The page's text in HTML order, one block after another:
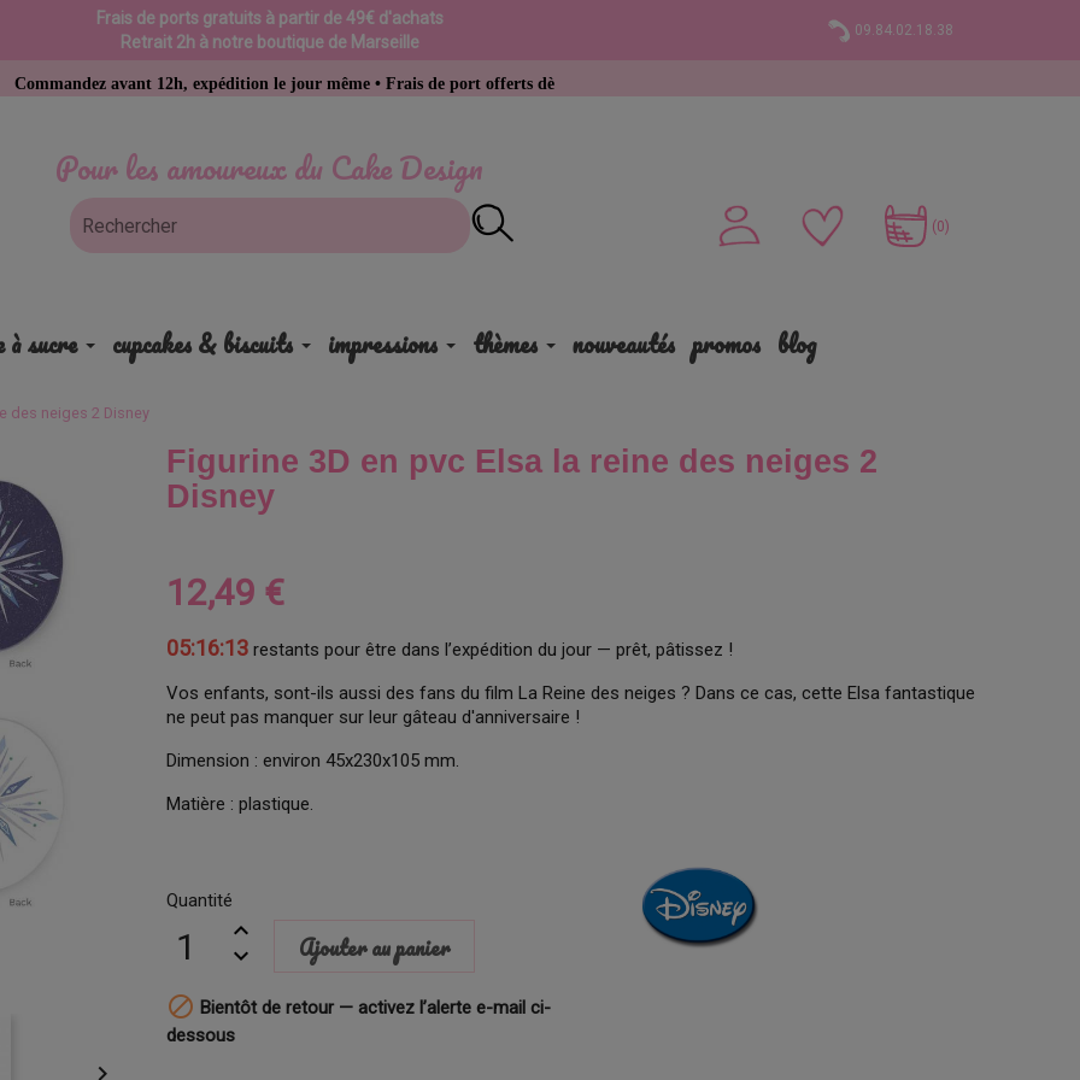
Frais de ports gratuits à partir de 49€ d'achats
Retrait 2h à notre boutique de Marseille
09.84.02.18.38
Pour les amoureux du Cake Design
avant 12h, expédition le jour même • Frais de port offerts dès 49 € d’achat
(0)
à sucre cupcakes & biscuits impressions thèmes nouveautés promos blog
des neiges 2 Disney

Figurine 3D en pvc Elsa la reine des neiges 2
Disney
12,49 €
05:16:12 restants pour être dans l’expédition du jour — prêt, pâtissez !
Vos enfants, sont-ils aussi des fans du film La Reine des neiges ? Dans ce cas, cette Elsa fantastique
ne peut pas manquer sur leur gâteau d'anniversaire !
Dimension : environ 45x230x105 mm.
Matière : plastique.
Quantité
Ajouter au panier
 Bientôt de retour — activez l’alerte e-mail ci-
dessous